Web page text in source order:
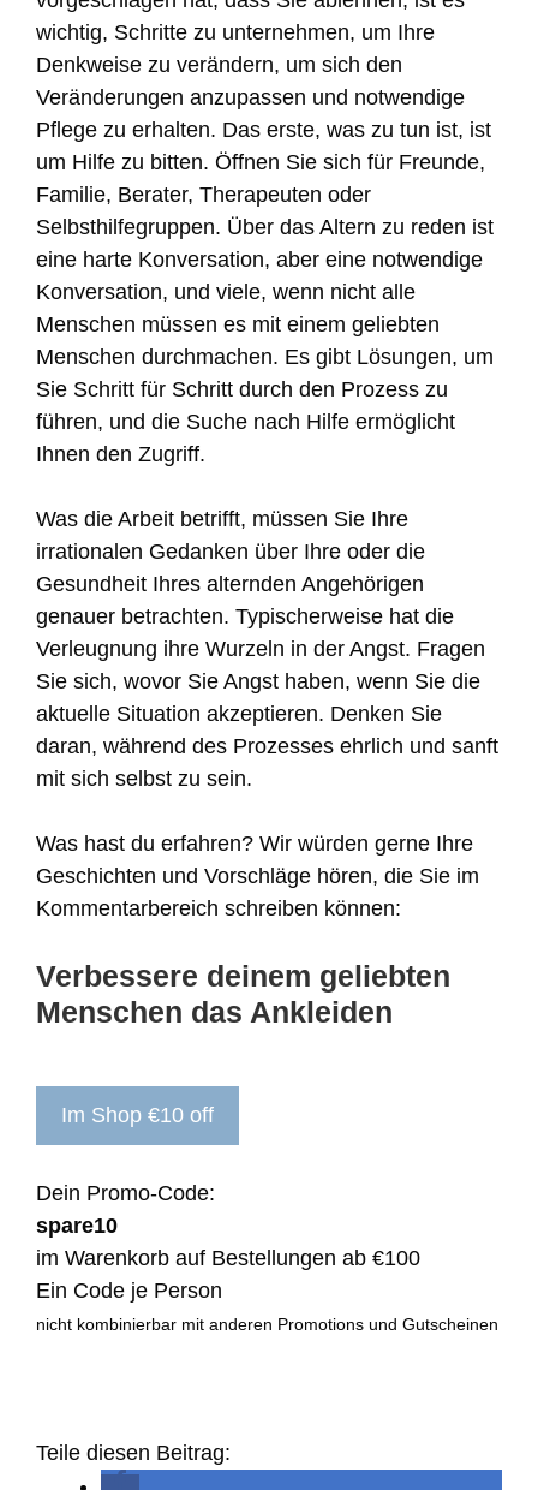
wichtig, Schritte zu unternehmen, um Ihre
Denkweise zu verändern, um sich den
Veränderungen anzupassen und notwendige
Pflege zu erhalten. Das erste, was zu tun ist, ist
um Hilfe zu bitten. Öffnen Sie sich für Freunde,
Familie, Berater, Therapeuten oder
Selbsthilfegruppen. Über das Altern zu reden ist
eine harte Konversation, aber eine notwendige
Konversation, und viele, wenn nicht alle
Menschen müssen es mit einem geliebten
Menschen durchmachen. Es gibt Lösungen, um
Sie Schritt für Schritt durch den Prozess zu
führen, und die Suche nach Hilfe ermöglicht
Ihnen den Zugriff.
Was die Arbeit betrifft, müssen Sie Ihre
irrationalen Gedanken über Ihre oder die
Gesundheit Ihres alternden Angehörigen
genauer betrachten. Typischerweise hat die
Verleugnung ihre Wurzeln in der Angst. Fragen
Sie sich, wovor Sie Angst haben, wenn Sie die
aktuelle Situation akzeptieren. Denken Sie
daran, während des Prozesses ehrlich und sanft
mit sich selbst zu sein.
Was hast du erfahren? Wir würden gerne Ihre
Geschichten und Vorschläge hören, die Sie im
Kommentarbereich schreiben können:
Verbessere deinem geliebten
Menschen das Ankleiden
Im Shop €10 off
Dein Promo-Code:
spare10
im Warenkorb auf Bestellungen ab €100
Ein Code je Person
nicht kombinierbar mit anderen Promotions und Gutscheinen
Teile diesen Beitrag: